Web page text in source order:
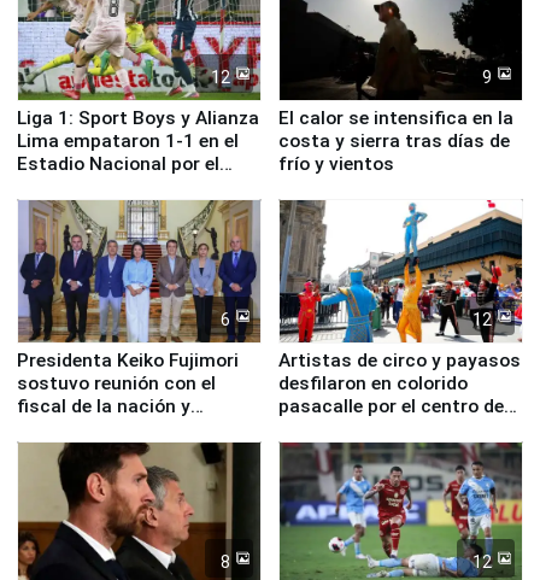
12
Liga 1: Sport Boys y Alianza
Lima empataron 1-1 en el
Estadio Nacional por el
9
El calor se intensifica en la
costa y sierra tras días de
frío y vientos
6
Presidenta Keiko Fujimori
sostuvo reunión con el
fiscal de la nación y
12
Artistas de circo y payasos
desfilaron en colorido
pasacalle por el centro de
8 12